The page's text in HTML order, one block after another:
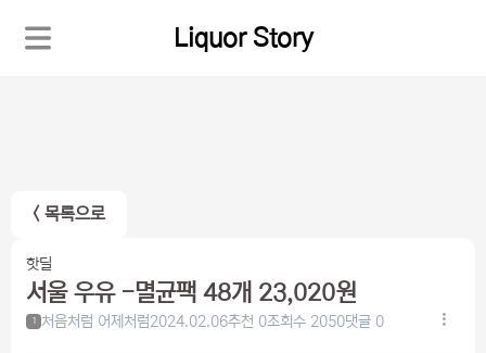
Liquor Story
< 목록으로
핫딜
서울 우유 -멸균팩 48개 23,020원
1 처음처럼 어제처럼2024.02.06추천 0조회수 2050댓글 0